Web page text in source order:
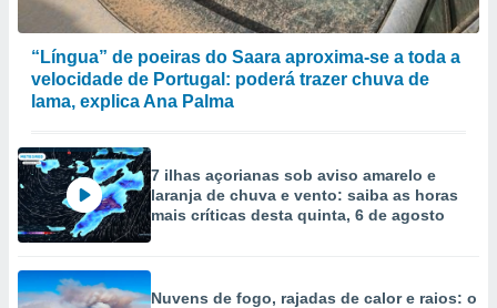
“Língua” de poeiras do Saara aproxima-se a toda a
velocidade de Portugal: poderá trazer chuva de
lama, explica Ana Palma
7 ilhas açorianas sob aviso amarelo e
laranja de chuva e vento: saiba as horas
mais críticas desta quinta, 6 de agosto
Nuvens de fogo, rajadas de calor e raios: o